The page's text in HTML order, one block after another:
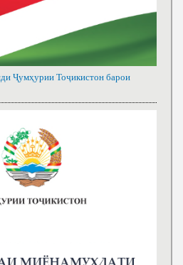
Ҷумҳурии Тоҷикистон барои